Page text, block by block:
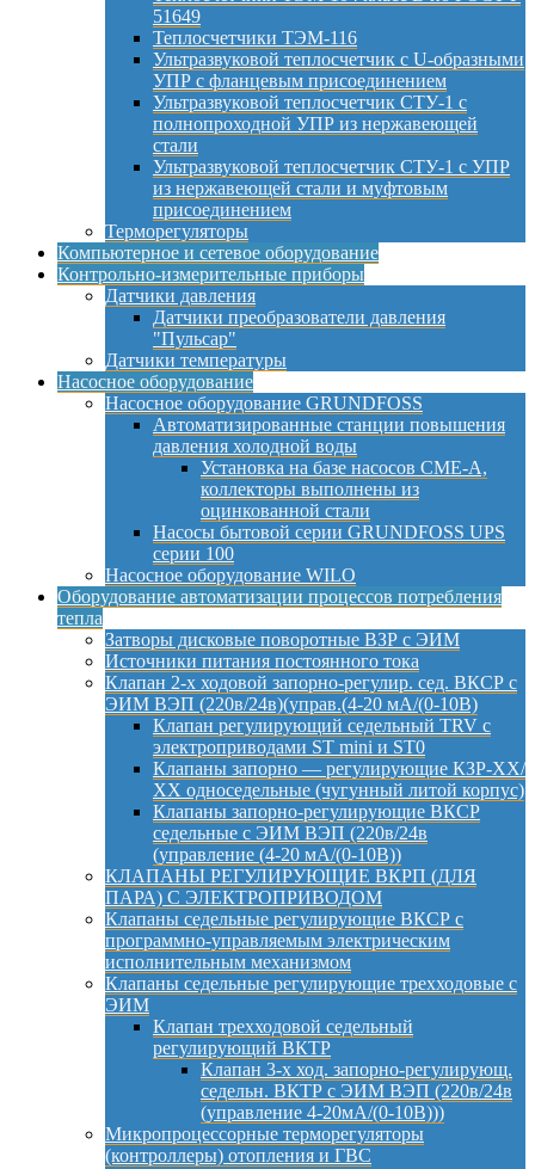
51649
Теплосчетчики ТЭМ-116
Ультразвуковой теплосчетчик с U-образными
УПР с фланцевым присоединением
Ультразвуковой теплосчетчик СТУ-1 с
полнопроходной УПР из нержавеющей
стали
Ультразвуковой теплосчетчик СТУ-1 с УПР
из нержавеющей стали и муфтовым
присоединением
Терморегуляторы
Компьютерное и сетевое оборудование
Контрольно-измерительные приборы
Датчики давления
Датчики преобразователи давления
"Пульсар"
Датчики температуры
Насосное оборудование
Насосное оборудование GRUNDFOSS
Автоматизированные станции повышения
давления холодной воды
Установка на базе насосов CME-A,
коллекторы выполнены из
оцинкованной стали
Насосы бытовой серии GRUNDFOSS UPS
серии 100
Насосное оборудование WILO
Оборудование автоматизации процессов потребления
тепла
Затворы дисковые поворотные ВЗР с ЭИМ
Источники питания постоянного тока
Клапан 2-х ходовой запорно-регулир. сед. ВКСР с
ЭИМ ВЭП (220в/24в)(управ.(4-20 мА/(0-10В)
Клапан регулирующий седельный TRV с
электроприводами ST mini и ST0
Клапаны запорно — регулирующие КЗР-ХХ/
ХХ односедельные (чугунный литой корпус)
Клапаны запорно-регулирующие ВКСР
седельные с ЭИМ ВЭП (220в/24в
(управление (4-20 мА/(0-10В))
КЛАПАНЫ РЕГУЛИРУЮЩИЕ ВКРП (ДЛЯ
ПАРА) С ЭЛЕКТРОПРИВОДОМ
Клапаны седельные регулирующие ВКСР с
программно-управляемым электрическим
исполнительным механизмом
Клапаны седельные регулирующие трехходовые с
ЭИМ
Клапан трехходовой седельный
регулирующий ВКТР
Клапан 3-х ход. запорно-регулирующ.
седельн. ВКТР с ЭИМ ВЭП (220в/24в
(управление 4-20мА/(0-10В)))
Микропроцессорные терморегуляторы
(контроллеры) отопления и ГВС